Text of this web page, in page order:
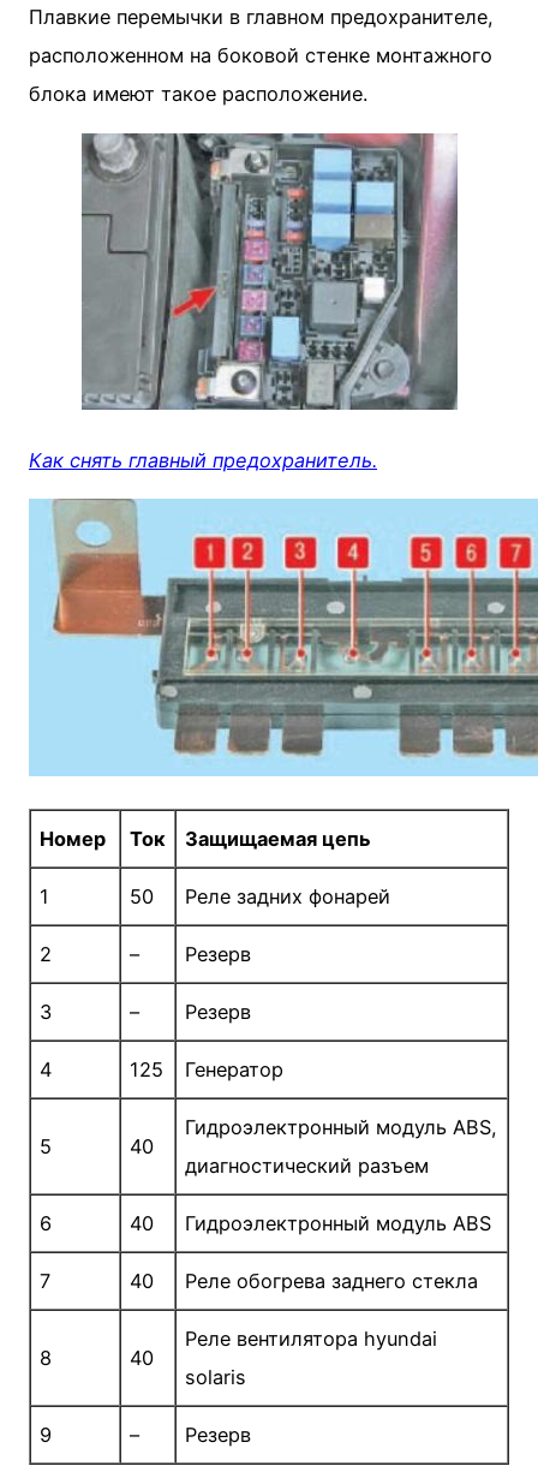
Плавкие перемычки в главном предохранителе,
расположенном на боковой стенке монтажного
блока имеют такое расположение.
Как снять главный предохранитель.
Номер Ток Защищаемая цепь
1 50 Реле задних фонарей
2 – Резерв
3 – Резерв
4 125 Генератор
5 40
Гидроэлектронный модуль ABS,
диагностический разъем
6 40 Гидроэлектронный модуль ABS
7 40 Реле обогрева заднего стекла
8 40
Реле вентилятора hyundai
solaris
9 – Резерв